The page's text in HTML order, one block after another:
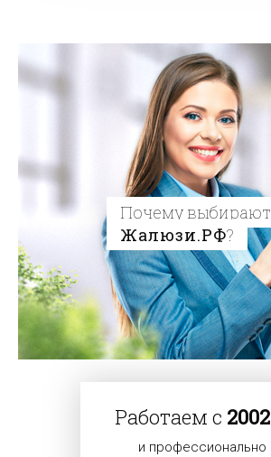
Почему выбирают
Жалюзи.РФ?
Работаем с 2002
и профессионально